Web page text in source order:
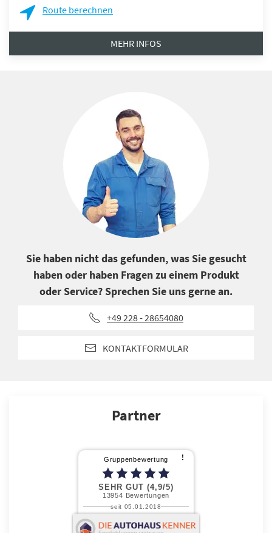
Route berechnen
MEHR INFOS
Sie haben nicht das gefunden, was Sie gesucht
haben oder haben Fragen zu einem Produkt
oder Service? Sprechen Sie uns gerne an.
+49 228 - 28654080
KONTAKTFORMULAR
Partner